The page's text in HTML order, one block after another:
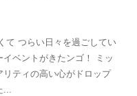
て つらい日々を過ごしてい
ベントがきたンゴ！ ミッ
ティの高い心がドロップ
...